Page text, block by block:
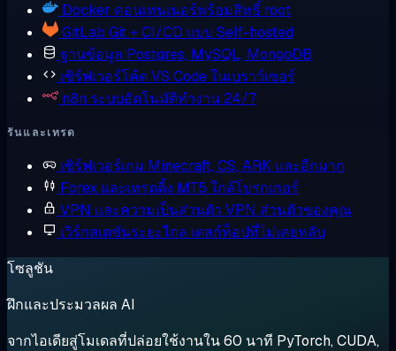
Docker คอนเทนเนอร์พร้อมสิทธิ์ root
GitLab Git + CI/CD แบบ Self-hosted
ฐานข้อมูล Postgres, MySQL, MongoDB
เซิร์ฟเวอร์โค้ดVS Code ในเบราว์เซอร์
n8n ระบบอัตโนมัติทำงาน 24/7
รันและเทรด
เซิร์ฟเวอร์เกม Minecraft, CS, ARK และอีกมาก
Forex และเทรดดิ้ง MT5 ใกล้โบรกเกอร์
VPN และความเป็นส่วนตัว VPN ส่วนตัวของคุณ
เวิร์กสเตชันระยะไกล เดสก์ท็อปที่ไม่เคยหลับ
โซลูชัน
ฝึกและประมวลผล AI
จากไอเดียสู่โมเดลที่ปล่อยใช้งานใน 60 นาที PyTorch, CUDA,